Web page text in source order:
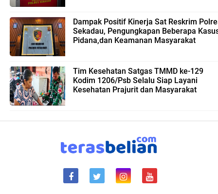
Dampak Positif Kinerja Sat Reskrim
Sekadau, Pengungkapan Beberapa
Pidana,dan Keamanan Masyarakat
Tim Kesehatan Satgas TMMD ke-129
Kodim 1206/Psb Selalu Siap Layani
Kesehatan Prajurit dan Masyarakat